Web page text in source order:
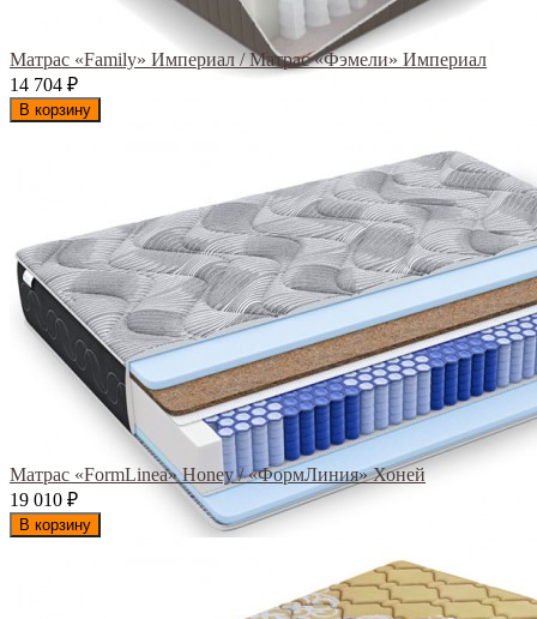
Матрас «Family» Империал / Матрас «Фэмели» Империал
14 704 ₽
В корзину
Матрас «FormLinea» Honey / «ФормЛиния» Хоней
19 010 ₽
В корзину